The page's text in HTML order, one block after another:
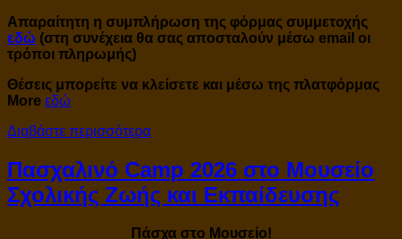
Απαραίτητη η συμπλήρωση της φόρμας συμμετοχής
εδώ (στη συνέχεια θα σας αποσταλούν μέσω email οι
τρόποι πληρωμής)
Θέσεις μπορείτε να κλείσετε και μέσω της πλατφόρμας
More εδώ
Διαβάστε περισσότερα
Πασχαλινό Camp 2026 στο Μουσείο
Σχολικής Ζωής και Εκπαίδευσης
Πάσχα στο Μουσείο!